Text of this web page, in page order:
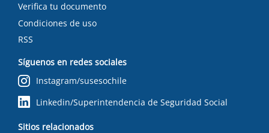
Verifica tu documento
Condiciones de uso
RSS
Síguenos en redes sociales
Instagram/susesochile
Linkedin/Superintendencia de Seguridad Social
Sitios relacionados